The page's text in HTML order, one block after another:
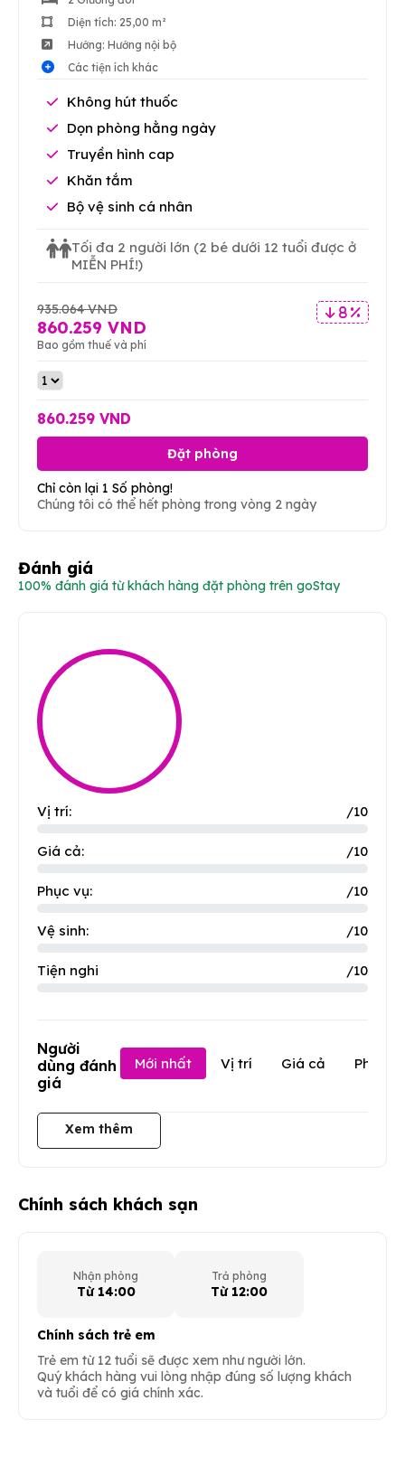
Diện tích: 25,00 m²
Hướng: Hướng nội bộ
Các tiện ích khác
Không hút thuốc
Dọn phòng hằng ngày
Truyền hình cap
Khăn tắm
Bộ vệ sinh cá nhân
Tối đa 2 người lớn (2 bé dưới 12 tuổi được ở
MIỄN PHÍ!)
8 %
935.064 VND
860.259 VND
Bao gồm thuế và phí
860.259 VND
Đặt phòng
Chỉ còn lại 1 Số phòng!
Chúng tôi có thể hết phòng trong vòng 2 ngày
Đánh giá
100% đánh giá từ khách hàng đặt phòng trên goStay
Vị trí: /10
Giá cả: /10
Phục vụ: /10
Vệ sinh: /10
Tiện nghi /10
Người
dùng đánh
giá
Mới nhất Vị trí Giá cả Phục
Xem thêm
Chính sách khách sạn
Nhận phòng
Từ 14:00
Trả phòng
Từ 12:00
Chính sách trẻ em
Trẻ em từ 12 tuổi sẽ được xem như người lớn.
Quý khách hàng vui lòng nhập đúng số lượng khách
và tuổi để có giá chính xác.